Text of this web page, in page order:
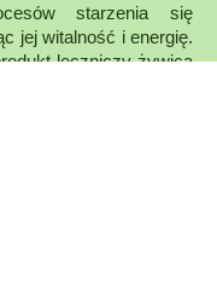
starzenia się
jej witalność i energię.
leczniczy żywica